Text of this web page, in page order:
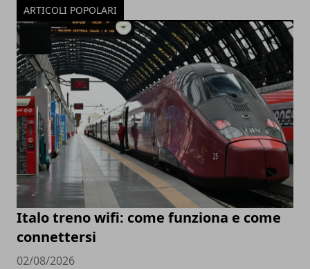
ARTICOLI POPOLARI
Italo treno wifi: come funziona e come
connettersi
02/08/2026